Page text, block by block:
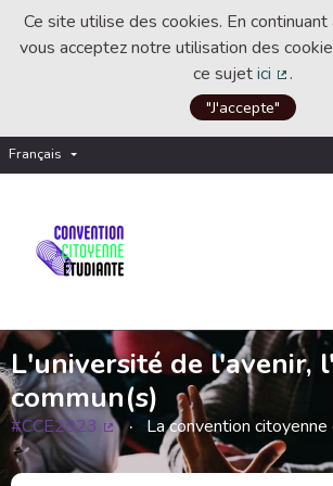
Ce site utilise des cookies. En continuant
vous acceptez notre utilisation des
ce sujetici
(Lien
.
"J'accepte"
Français Choisir la langue
L'université de l'avenir,
commun(s)
#CCE2023
(Lien externe)
La convention